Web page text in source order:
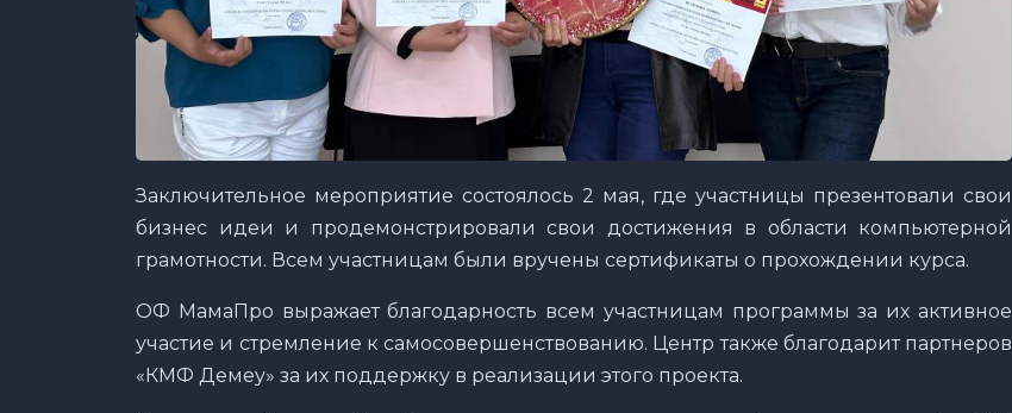
Заключительное мероприятие состоялось 2 мая, где участницы презентовали свои
бизнес идеи и продемонстрировали свои достижения в области компьютерной
грамотности. Всем участницам были вручены сертификаты о прохождении курса.
ОФ МамаПро выражает благодарность всем участницам программы за их активное
участие и стремление к самосовершенствованию. Центр также благодарит партнеров
«КМФ Демеу» за их поддержку в реализации этого проекта.